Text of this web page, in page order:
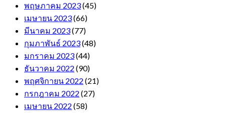
พฤษภาคม 2023(45)
เมษายน 2023(66)
มีนาคม 2023(77)
กุมภาพันธ์ 2023(48)
มกราคม 2023(44)
ธันวาคม 2022 (90)
พฤศจิกายน 2022 (21)
กรกฎาคม 2022 (27)
เมษายน 2022 (58)